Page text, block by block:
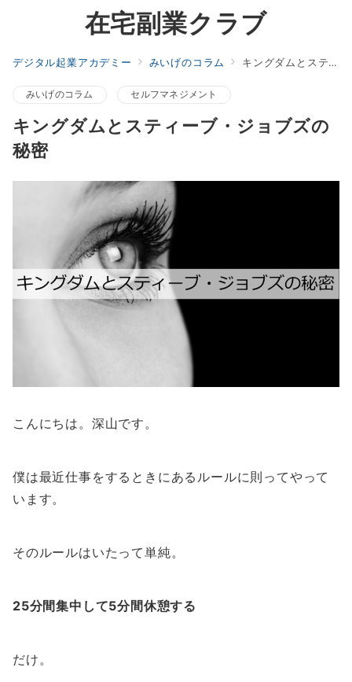
在宅副業クラブ
デジタル起業アカデミー みいげのコラム キングダムとスティーブ・ジョブズの秘密
みいげのコラム セルフマネジメント
キングダムとスティーブ・ジョブズの
秘密
こんにちは。深山です。
僕は最近仕事をするときにあるルールに則ってやって
います。
そのルールはいたって単純。
25分間集中して5分間休憩する
だけ。